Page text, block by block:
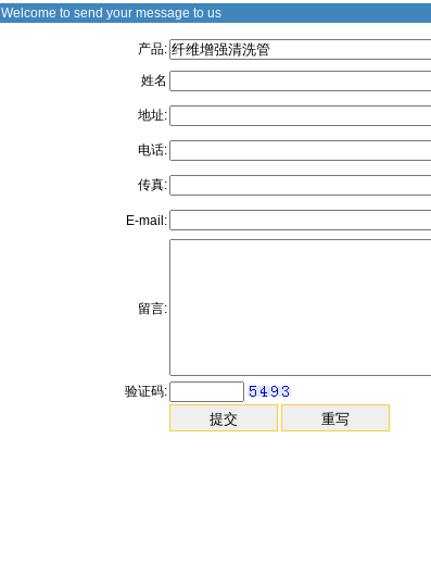
Welcome to send your message to us
产品:
姓名
地址:
电话:
传真:
E-mail:
留言:
验证码: